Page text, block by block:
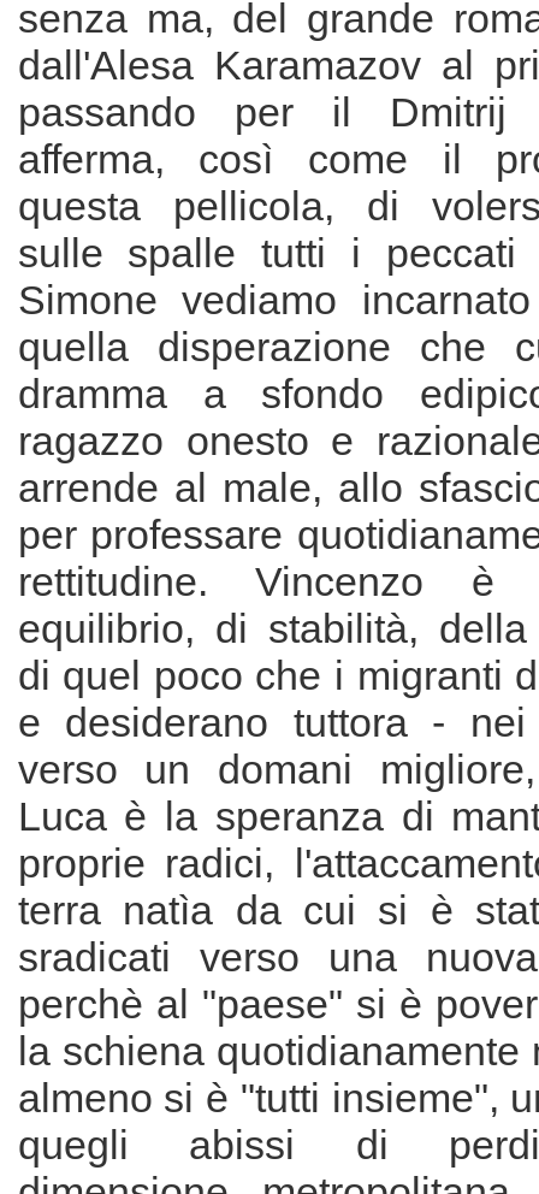
senza ma, del grande
dall'Alesa Karamazov al
passando per il Dmitrij
afferma, così come il
questa pellicola, di
sulle spalle tutti i
Simone vediamo
quella disperazione che
dramma a sfondo
ragazzo onesto e
arrende al male, allo
per professare
rettitudine. Vincenzo è
equilibrio, di stabilità, della
di quel poco che i migranti
e desiderano tuttora -
verso un domani
Luca è la speranza di
proprie radici,
terra natìa da cui si è
sradicati verso una
perchè al "paese" si è
la schiena quotidianamente
almeno si è "tutti insieme",
quegli abissi di